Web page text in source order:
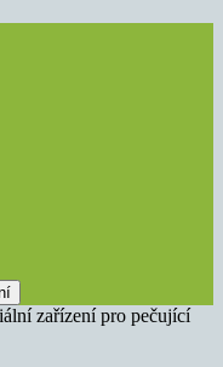
zařízení pro pečující